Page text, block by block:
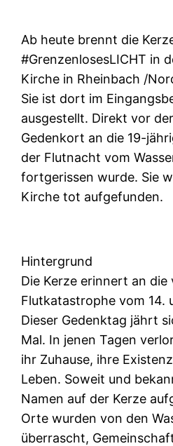
Ab heute brennt die
#GrenzenlosesLICHT in
Kirche in Rheinbach /
Sie ist dort im
ausgestellt. Direkt vor
Gedenkort an die 19-
der Flutnacht vom
fortgerissen wurde. Sie
Kirche tot aufgefunden.
Hintergrund
Die Kerze erinnert an die
Flutkatastrophe vom 14.
Dieser Gedenktag jährt
Mal. In jenen Tagen
ihr Zuhause, ihre
Leben. Soweit und
Namen auf der Kerze
Orte wurden von den
überrascht,